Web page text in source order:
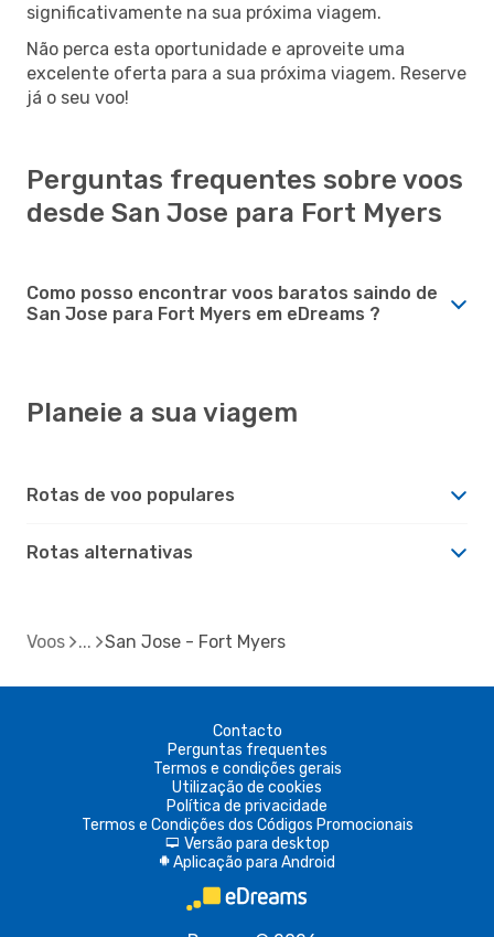
significativamente na sua próxima viagem.
Não perca esta oportunidade e aproveite uma
excelente oferta para a sua próxima viagem. Reserve
já o seu voo!
Perguntas frequentes sobre voos
desde San Jose para Fort Myers
Como posso encontrar voos baratos saindo de
San Jose para Fort Myers em eDreams ?
Planeie a sua viagem
Rotas de voo populares
Rotas alternativas
Voos San Jose - Fort Myers
Contacto
Perguntas frequentes
Termos e condições gerais
Utilização de cookies
Política de privacidade
Termos e Condições dos Códigos Promocionais
d Versão para desktop
A Aplicação para Android